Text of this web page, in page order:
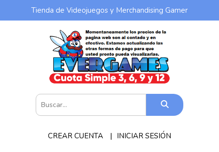
Tienda de Videojuegos y Merchandising Gamer
CREAR CUENTA INICIAR SESIÓN